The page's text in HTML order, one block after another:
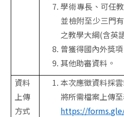
學術專長、可任
並檢附至少三門
之教學大綱(含英
曾獲得國內外獎
其他助審資料。
資料
上傳
方式
本次應徵資料採
將所需檔案上傳
https://